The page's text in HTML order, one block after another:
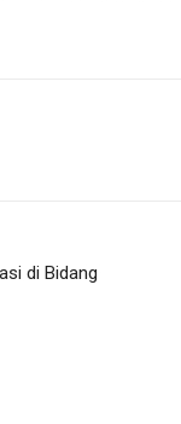
di Bidang